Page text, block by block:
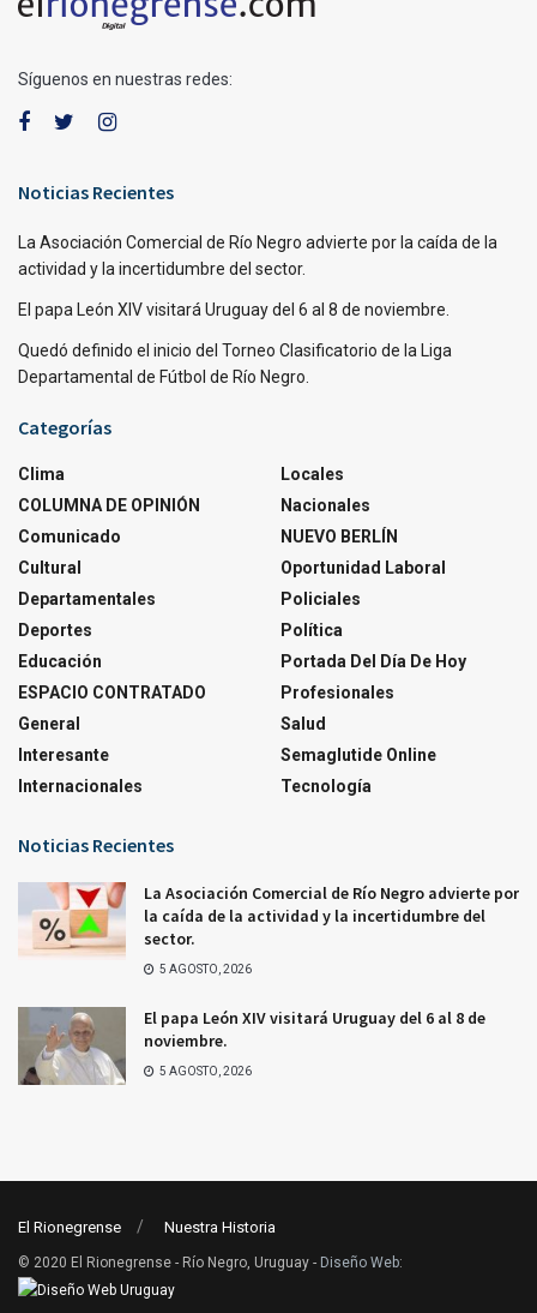
Síguenos en nuestras redes:
Noticias Recientes
La Asociación Comercial de Río Negro advierte por la caída de la
actividad y la incertidumbre del sector.
El papa León XIV visitará Uruguay del 6 al 8 de noviembre.
Quedó definido el inicio del Torneo Clasificatorio de la Liga
Departamental de Fútbol de Río Negro.
Categorías
Clima
COLUMNA DE OPINIÓN
Comunicado
Cultural
Departamentales
Deportes
Educación
ESPACIO CONTRATADO
General
Interesante
Internacionales
Locales
Nacionales
NUEVO BERLÍN
Oportunidad Laboral
Policiales
Política
Portada Del Día De Hoy
Profesionales
Salud
Semaglutide Online
Tecnología
Noticias Recientes
La Asociación Comercial de Río Negro advierte por
la caída de la actividad y la incertidumbre del
sector.
5 AGOSTO, 2026
El papa León XIV visitará Uruguay del 6 al 8 de
noviembre.
5 AGOSTO, 2026
El Rionegrense Nuestra Historia
© 2020 El Rionegrense - Río Negro, Uruguay - Diseño Web: